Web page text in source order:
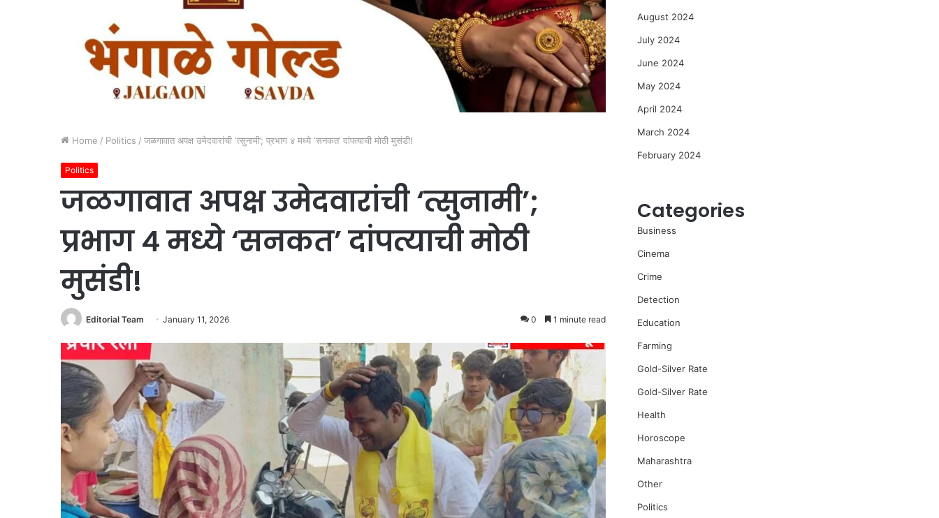
Home / Politics / जळगावात अपक्ष उमेदवारांची ‘त्सुनामी’; प्रभाग ४ मध्ये ‘सनकत’ दांपत्याची मोठी मुसंडी!
Politics
जळगावात अपक्ष उमेदवारांची ‘त्सुनामी’;
प्रभाग ४ मध्ये ‘सनकत’ दांपत्याची मोठी
मुसंडी!
Editorial Team January 11, 2026 0 1 minute read
August 2024
July 2024
June 2024
May 2024
April 2024
March 2024
February 2024
Categories
Business
Cinema
Crime
Detection
Education
Farming
Gold-Silver Rate
Gold-Silver Rate
Health
Horoscope
Maharashtra
Other
Politics